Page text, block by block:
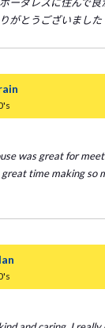
がとうございました
was great for
time making so